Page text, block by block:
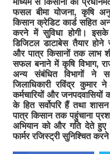
माध्यम से किसानों को
फसल बीमा योजना, कृषि
किसान क्रेडिट कार्ड सहित
करने में सुविधा होगी। इसके
डिजिटल डाटाबेस तैयार होने
और पात्र किसानों तक लाभ
सफल बनाने में कृषि विभाग,
अन्य संबंधित विभागों ने
जिलाधिकारी रविंद्र कुमार
कर्मचारियों और जनपदवासियों
के हित सर्वोपरि हैं तथा
पात्र किसान तक पहुंचाना
अभियान को और गति देते हुए
फार्मर रजिस्ट्री सुनिश्चित